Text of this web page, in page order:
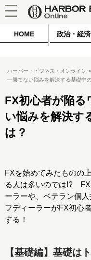
HOME 政治・経済
ハーバー・ビジネス・オンライン
―勝てない悩みを解決する基礎中
FX初心者が陥
い悩みを解決す
は？
FXを始めてみたものの
る人は多いのでは!? FX
ーラーや、ベテラン個
フディーラーがFX初心
する！
【基礎編】基礎は